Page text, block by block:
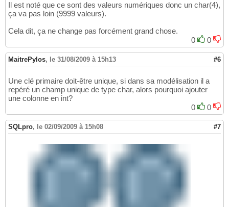
Il est noté que ce sont des valeurs numériques donc un char(4),
ça va pas loin (9999 valeurs).
Cela dit, ça ne change pas forcément grand chose.
0
0
MaitrePylos, le 31/08/2009 à 15h13 #6
Une clé primaire doit-être unique, si dans sa modélisation il a
repéré un champ unique de type char, alors pourquoi ajouter
une colonne en int?
0
0
SQLpro, le 02/09/2009 à 15h08 #7